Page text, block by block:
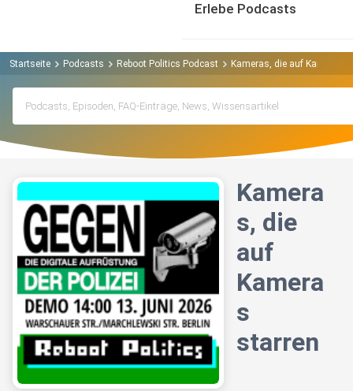
Erlebe Podcasts
Startseite Podcasts Reboot Politics Podcast Kameras, die auf Kameras
Kamera
s, die
auf
Kamera
s
starren